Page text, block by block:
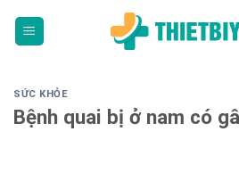
SỨC KHỎE
Bệnh quai bị ở nam có